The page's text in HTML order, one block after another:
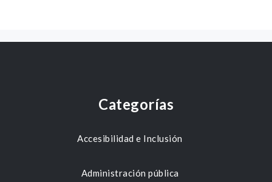
Categorías
Accesibilidad e Inclusión
Administración pública